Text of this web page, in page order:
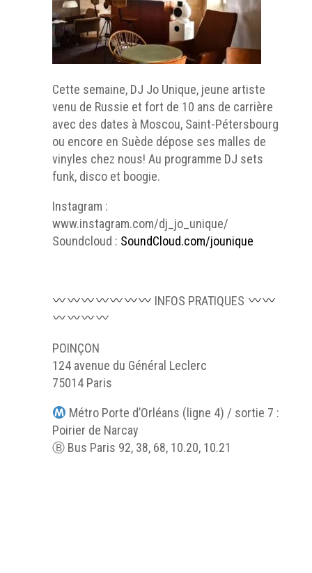
Cette semaine, DJ Jo Unique, jeune artiste
venu de Russie et fort de 10 ans de carrière
avec des dates à Moscou, Saint-Pétersbourg
ou encore en Suède dépose ses malles de
vinyles chez nous! Au programme DJ sets
funk, disco et boogie.
Instagram :
www.instagram.com/dj_jo_unique/
Soundcloud : SoundCloud.com/jounique
INFOS PRATIQUES
POINÇON
124 avenue du Général Leclerc
75014 Paris
Métro Porte d’Orléans (ligne 4) / sortie 7 :
Poirier de Narcay
Ⓑ Bus Paris 92, 38, 68, 10.20, 10.21